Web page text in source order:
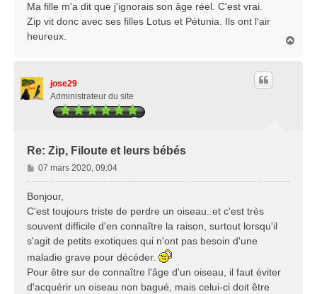
g
e
Ma fille m'a dit que j'ignorais son âge réel. C'est vrai.
Zip vit donc avec ses filles Lotus et Pétunia. Ils ont l'air
heureux.
jose29
Administrateur du site
Re: Zip, Filoute et leurs bébés
M
e
s
s
g
e
07 mars 2020, 09:04
Bonjour,
C'est toujours triste de perdre un oiseau..et c'est très
souvent difficile d'en connaître la raison, surtout lorsqu'il
s'agit de petits exotiques qui n'ont pas besoin d'une
maladie grave pour décéder.
Pour être sur de connaître l'âge d'un oiseau, il faut éviter
d'acquérir un oiseau non bagué, mais celui-ci doit être